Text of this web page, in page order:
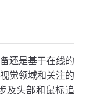
还是基于在线的
觉领域和关注的
及头部和鼠标追